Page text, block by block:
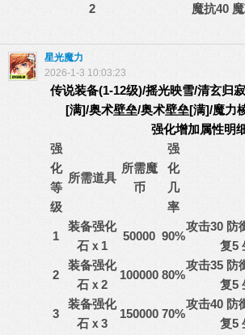
2
魔抗40
星光魔力
2026-1-3 10:03:23
传说装备(1-12级)/摇光映雪/清玄归
[满]/奥术壁垒/奥术壁垒[满]/魔力
强化增加属性明
强
化
等
级
所需道具
所需魔
币
强
化
几
率
1
装备强化
石ｘ1
50000 90%
攻击30 防
复5
2
装备强化
石ｘ2
100000 80%
攻击35 防
复5
3
装备强化
石ｘ3
150000 70%
攻击40 防
复5